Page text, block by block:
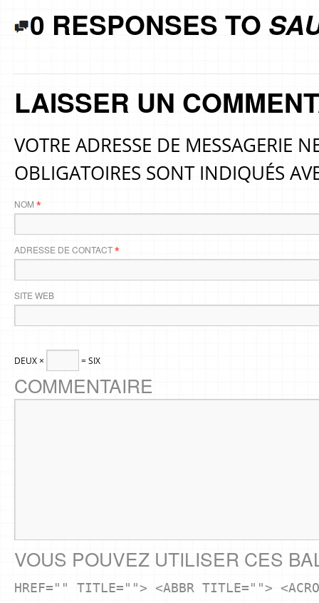
0 RESPONSES TO
LAISSER UN
VOTRE ADRESSE DE MESSAGERIE
OBLIGATOIRES SONT INDIQUÉS
NOM *
ADRESSE DE CONTACT*
SITE WEB
DEUX × = SIX
COMMENTAIRE
VOUS POUVEZ UTILISER CES
HREF="" TITLE=""> <ABBR TITLE="">